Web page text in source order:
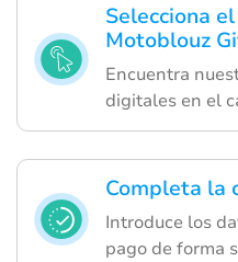
Selecciona
Motoblouz
Encuentra
digitales en el
Completa la
Introduce los
pago de forma